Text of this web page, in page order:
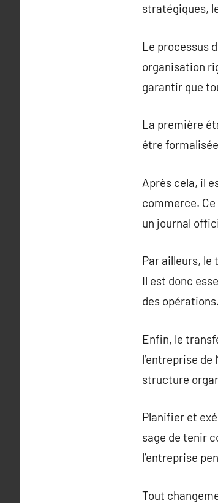
stratégiques,
Le processus
organisation
garantir que
La première
être
Après cela, il
commerce.
un journal
Par ailleurs, le
Il est donc
des opérations.
Enfin, le
l’entreprise
structure
Planifier et
sage de tenir
l’entreprise
Tout